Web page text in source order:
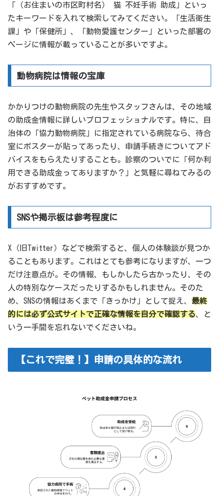
「（お住まいの市区町村名） 猫 不妊手術 助成」といっ
たキーワードを入れて検索してみてください。「生活衛生
課」や「保健所」、「動物愛護センター」といった部署の
ページに情報が載っていることが多いですよ。
動物病院は情報の宝庫
かかりつけの動物病院の先生やスタッフさんは、その地域
の助成金情報に詳しいプロフェッショナルです。特に、自
治体の「協力動物病院」に指定されている病院なら、待合
室にポスターが貼ってあったり、申請手続きについてアド
バイスをもらえたりすることも。診察のついでに「何か利
用できる助成金ってありますか？」と気軽に尋ねてみるの
がおすすめです。
SNSや掲示板は参考程度に
X（旧Twitter）などで検索すると、個人の体験談が見つか
ることもあります。これはとても参考になりますが、一つ
だけ注意点が。その情報、もしかしたら古かったり、その
人の特別なケースだったりするかもしれません。そのた
め、SNSの情報はあくまで「きっかけ」として捉え、 最終
的には必ず公式サイトで正確な情報を自分で確認する、と
いう一手間を忘れないでくださいね。
【これで完璧！】申請の具体的な流れ